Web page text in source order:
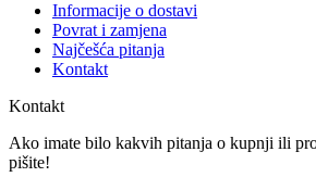
Informacije o dostavi
Povrat i zamjena
Najčešća pitanja
Kontakt
Kontakt
Ako imate bilo kakvih pitanja o kupnji ili
pišite!